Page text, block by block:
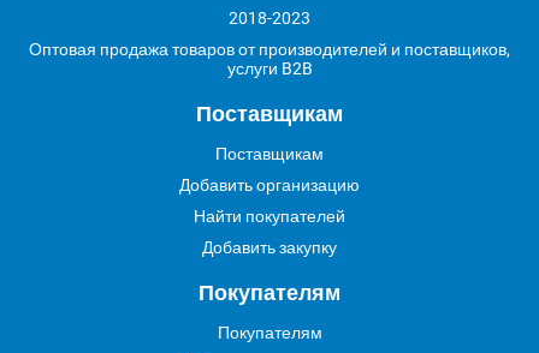
2018-2023
Оптовая продажа товаров от производителей и поставщиков,
услуги B2B
Поставщикам
Поставщикам
Добавить организацию
Найти покупателей
Добавить закупку
Покупателям
Покупателям